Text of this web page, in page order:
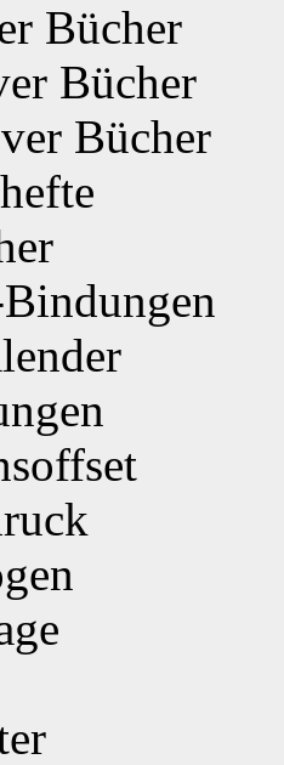
Bücher
Bücher
Bücher